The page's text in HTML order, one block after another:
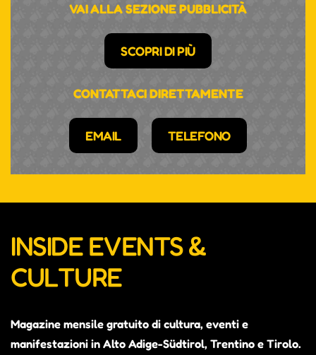
VAI ALLA SEZIONE PUBBLICITÀ
SCOPRI DI PIÙ
CONTATTACI DIRETTAMENTE
EMAIL TELEFONO
INSIDE EVENTS &
CULTURE
Magazine mensile gratuito di cultura, eventi e
manifestazioni in Alto Adige-Südtirol, Trentino e Tirolo.